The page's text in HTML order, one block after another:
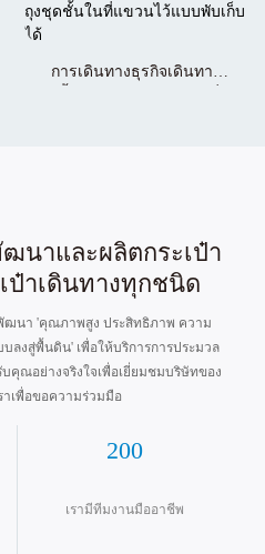
การเดินทางธุรกิจเดินทาง
นาและผลิตกระเป๋า
ป๋าเดินทางทุกชนิด
ฒนา 'คุณภาพสูง ประสิทธิภาพ ความ
ลงสู่พื้นดิน' เพื่อให้บริการการประมวล
คุณอย่างจริงใจเพื่อเยี่ยมชมบริษัทของ
าเพื่อขอความร่วมมือ
200
เรามีทีมงานมืออาชีพ